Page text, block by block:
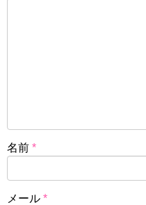
名前 *
メール *